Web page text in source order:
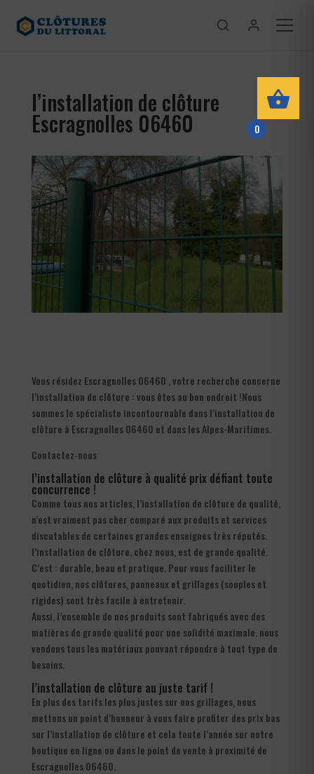
l’installation de clôture
Escragnolles 06460
Vous résidez Escragnolles 06460 , votre recherche concerne
l’installation de clôture : vous êtes au bon endroit !Nous
sommes le spécialiste incontournable dans l’installation de
clôture à Escragnolles 06460 et dans les Alpes-Maritimes.
Contactez-nous
l’installation de clôture à qualité prix défiant toute
concurrence !
Comme tous nos articles, l’installation de clôture de qualité,
n’est vraiment pas cher comparé aux produits et services
discutables de certaines grandes enseignes très réputés.
l’installation de clôture, chez nous, est de grande qualité.
C’est : durable, beau et pratique. Pour vous faciliter le
quotidien, nos clôtures, panneaux et grillages (souples et
rigides) sont très facile à entretenir.
Aussi, l’ensemble de nos produits sont fabriqués avec des
matières de grande qualité pour une solidité maximale. nous
vendons tous les matériaux pouvant répondre à tout type de
besoins.
l’installation de clôture au juste tarif !
En plus des tarifs les plus justes sur nos grillages, nous
mettons un point d’honneur à vous faire profiter des prix bas
sur l’installation de clôture et cela toute l’année sur notre
boutique en ligne ou dans le point de vente à proximité de
Escragnolles 06460.
0